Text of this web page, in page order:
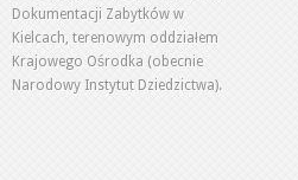
Dokumentacji Zabytków w
Kielcach, terenowym oddziałem
Krajowego Ośrodka (obecnie
Narodowy Instytut Dziedzictwa).